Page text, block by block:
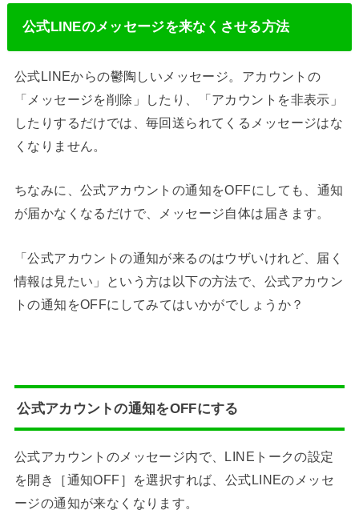
公式LINEのメッセージを来なくさせる方法
公式LINEからの鬱陶しいメッセージ。アカウントの
「メッセージを削除」したり、「アカウントを非表示」
したりするだけでは、毎回送られてくるメッセージはな
くなりません。
ちなみに、公式アカウントの通知をOFFにしても、通知
が届かなくなるだけで、メッセージ自体は届きます。
「公式アカウントの通知が来るのはウザいけれど、届く
情報は見たい」という方は以下の方法で、公式アカウン
トの通知をOFFにしてみてはいかがでしょうか？
公式アカウントの通知をOFFにする
公式アカウントのメッセージ内で、LINEトークの設定
を開き［通知OFF］を選択すれば、公式LINEのメッセ
ージの通知が来なくなります。